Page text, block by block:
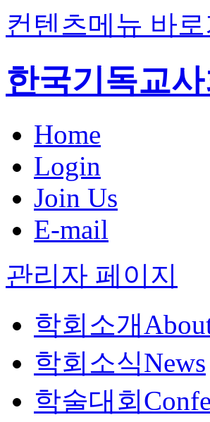
컨텐츠메뉴 바로
한국기독교
Home
Login
Join Us
E-mail
관리자 페이지
학회소개
학회소식News
학술대회